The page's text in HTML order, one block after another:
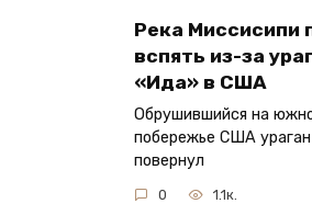
Река Миссисипи
вспять из-за
«Ида» в США
Обрушившийся на
побережье США
повернул
0 1.1к.